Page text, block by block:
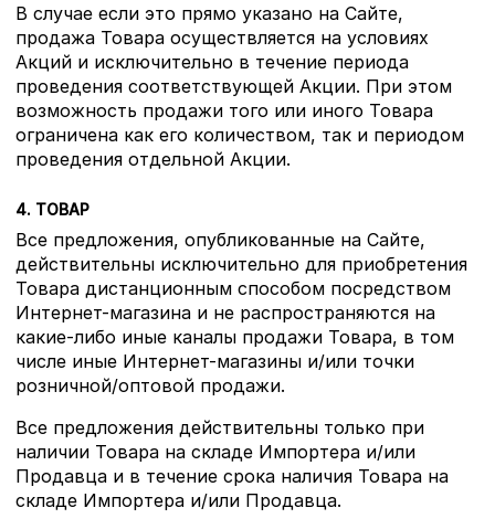
В случае если это прямо указано на Сайте,
продажа Товара осуществляется на условиях
Акций и исключительно в течение периода
проведения соответствующей Акции. При этом
возможность продажи того или иного Товара
ограничена как его количеством, так и периодом
проведения отдельной Акции.
4. ТОВАР
Все предложения, опубликованные на Сайте,
действительны исключительно для приобретения
Товара дистанционным способом посредством
Интернет-магазина и не распространяются на
какие-либо иные каналы продажи Товара, в том
числе иные Интернет-магазины и/или точки
розничной/оптовой продажи.
Все предложения действительны только при
наличии Товара на складе Импортера и/или
Продавца и в течение срока наличия Товара на
складе Импортера и/или Продавца.